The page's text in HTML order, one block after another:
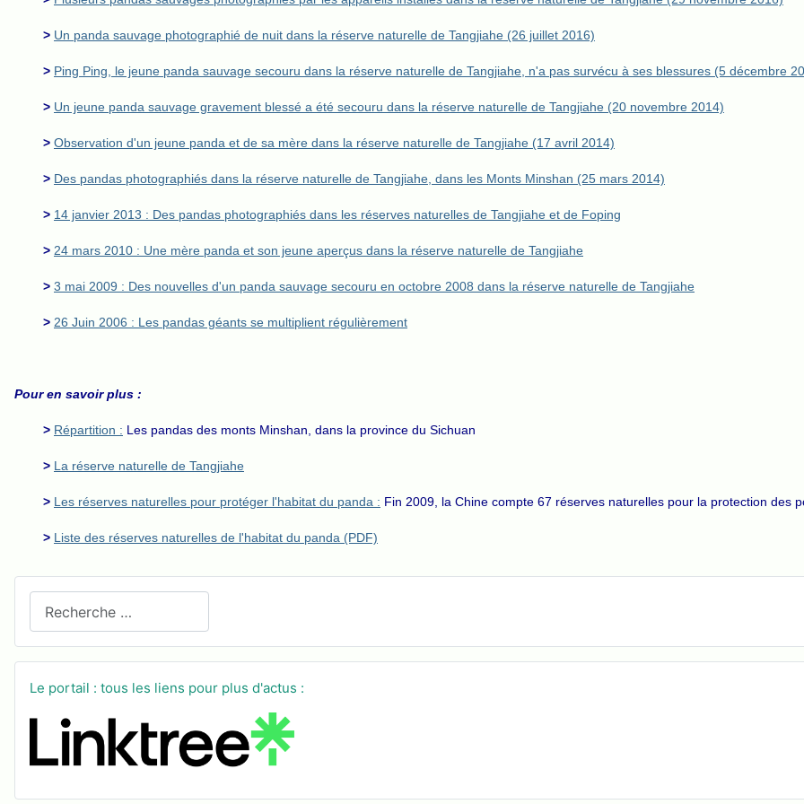
Le portail : tous les liens pour plus d'actus :
> Un panda sauvage photographié de nuit dans la réserve naturelle de Tangjiahe (26 juillet 2016)
> Ping Ping, le jeune panda sauvage secouru dans la réserve naturelle de Tangjiahe, n'a pas survécu à ses blessures (5 décembre
> Un jeune panda sauvage gravement blessé a été secouru dans la réserve naturelle de Tangjiahe (20 novembre 2014)
> Observation d'un jeune panda et de sa mère dans la réserve naturelle de Tangjiahe (17 avril 2014)
> Des pandas photographiés dans la réserve naturelle de Tangjiahe, dans les Monts Minshan (25 mars 2014)
> 14 janvier 2013 : Des pandas photographiés dans les réserves naturelles de Tangjiahe et de Foping
> 24 mars 2010 : Une mère panda et son jeune aperçus dans la réserve naturelle de Tangjiahe
> 3 mai 2009 : Des nouvelles d'un panda sauvage secouru en octobre 2008 dans la réserve naturelle de Tangjiahe
> 26 Juin 2006 : Les pandas géants se multiplient régulièrement
Pour en savoir plus :
> Répartition : Les pandas des monts Minshan, dans la province du Sichuan
> La réserve naturelle de Tangjiahe
> Les réserves naturelles pour protéger l'habitat du panda : Fin 2009, la Chine compte 67 réserves naturelles pour la protection des
> Liste des réserves naturelles de l'habitat du panda (PDF)